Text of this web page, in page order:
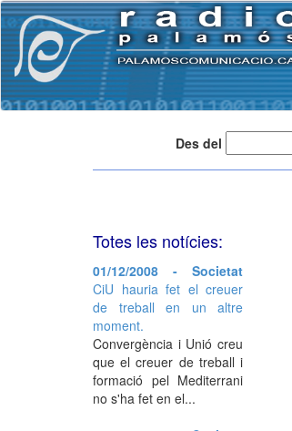
Des del
Totes les notícies:
01/12/2008 - Societat
CiU hauria fet el creuer
de treball en un altre
moment.
Convergència i Unió creu
que el creuer de treball i
formació pel Mediterrani
no s'ha fet en el...